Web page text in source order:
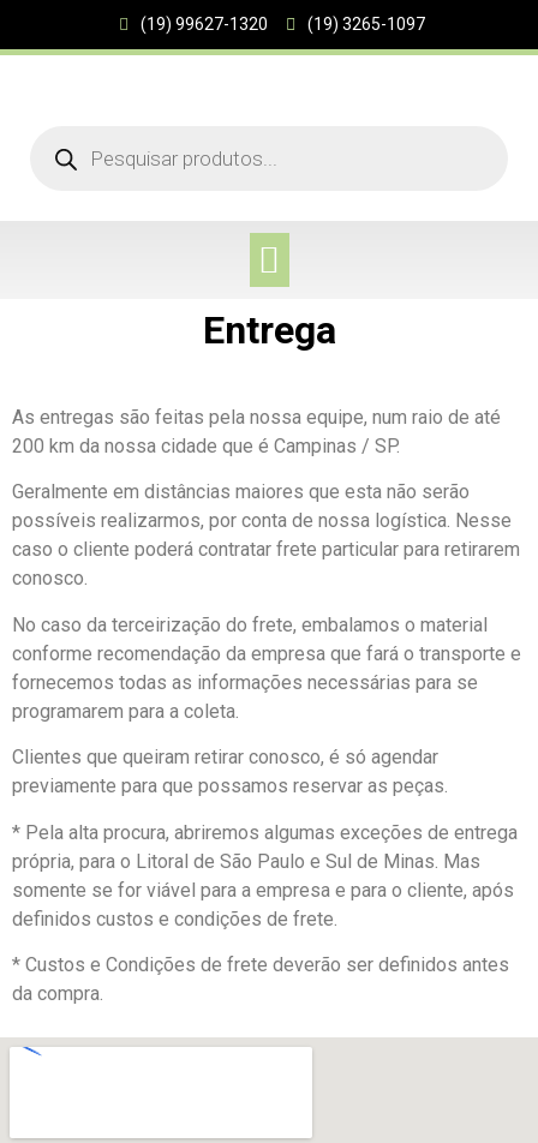
(19) 99627-1320 (19) 3265-1097
Entrega
As entregas são feitas pela nossa equipe, num raio de até
200 km da nossa cidade que é Campinas / SP.
Geralmente em distâncias maiores que esta não serão
possíveis realizarmos, por conta de nossa logística. Nesse
caso o cliente poderá contratar frete particular para retirarem
conosco.
No caso da terceirização do frete, embalamos o material
conforme recomendação da empresa que fará o transporte e
fornecemos todas as informações necessárias para se
programarem para a coleta.
Clientes que queiram retirar conosco, é só agendar
previamente para que possamos reservar as peças.
* Pela alta procura, abriremos algumas exceções de entrega
própria, para o Litoral de São Paulo e Sul de Minas. Mas
somente se for viável para a empresa e para o cliente, após
definidos custos e condições de frete.
* Custos e Condições de frete deverão ser definidos antes
da compra.